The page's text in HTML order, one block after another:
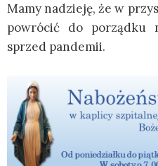
Mamy nadzieję, że w
powrócić do porządku
sprzed pandemii.